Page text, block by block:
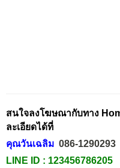
สนใจลงโฆษณากับทาง
ละเอียดได้ที่
คุณวันเฉลิม 086-1290293
LINE ID : 123456786205